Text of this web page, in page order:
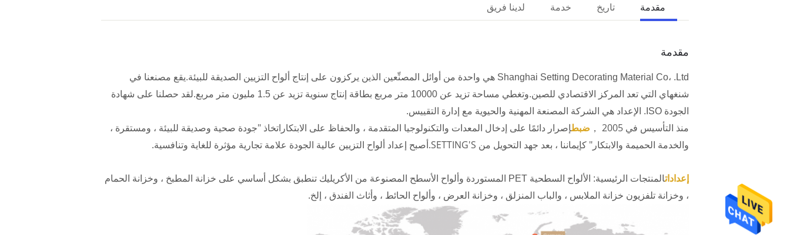
مقدمة تاريخ خدمة لدينا فريق
مقدمة
Shanghai Setting Decorating Material Co، .Ltd هي واحدة من أوائل المصنِّعين الذين يركزون على إنتاج ألواح التزيين الصديقة للبيئة.يقع مصنعنا في
شنغهاي التي تعد المركز الاقتصادي للصين.وتغطي مساحة تزيد عن 10000 متر مربع بطاقة إنتاج سنوية تزيد عن 1.5 مليون متر مربع.لقد حصلنا على شهادة
الجودة ISO. الإعداد هي الشركة المصنعة المهنية والحيوية مع إدارة التقييس.
منذ التأسيس في 2005 ， ضبطإصرار دائمًا على إدخال المعدات والتكنولوجيا المتقدمة ، والحفاظ على الابتكاراتخاذ "جودة صحية وصديقة للبيئة ، ومستقرة ،
والخدمة الحميمة والابتكار" كإيماننا ، بعد جهد التحويل من SETTING'S.أصبح إعداد ألواح التزيين عالية الجودة علامة تجارية مؤثرة للغاية وتنافسية.
إعدادات
المنتجات الرئيسية: الألواح السطحية PET المستوردة وألواح الأسطح المصنوعة من الأكريليك تنطبق بشكل أساسي على خزانة المطبخ ، وخزانة الحمام
، وخزانة تلفزيون خزانة الملابس ، والباب المنزلق ، وخزانة العرض ، وألواح الحائط ، وأثاث الفندق ، إلخ.